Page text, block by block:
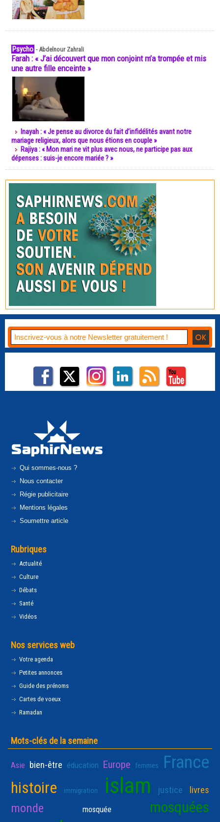
Psycho -Abdelnour Zahrali
Farah : « J’ai découvert que mon conjoint m’a trompée et mis
une autre fille enceinte »
Inayah : « Je pense au divorce du fait d’infidélités avant notre
mariage religieux, alors que nous étions en couple »
Rajiya : « Mon mari ne vit plus avec nous, ne participe pas aux
dépenses : suis-je encore mariée ? »
Qui sommes-nous ?
Nous contacter
Régie publicitaire
Mentions légales
Soumettre article
Rubriques
Actualité
Culture
Débats
Santé
Vidéos
Nos services web
Votre agenda
Petites annonces
Guide des prénoms
Cartes de voeux
Ramadan
Mots-clés de la semaine
Asie bien-être éducation Europe femmes France
histoire immigration islam justice livres
monde mosquée mosquées